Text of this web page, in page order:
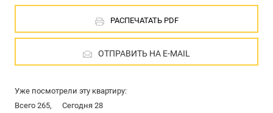
РАСПЕЧАТАТЬ PDF
ОТПРАВИТЬ НА E-MAIL
Уже посмотрели эту квартиру:
Всего 265,
Сегодня 28